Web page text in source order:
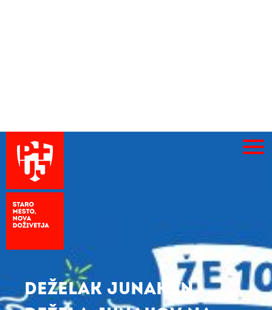
DEŽELAK JUNAK IN